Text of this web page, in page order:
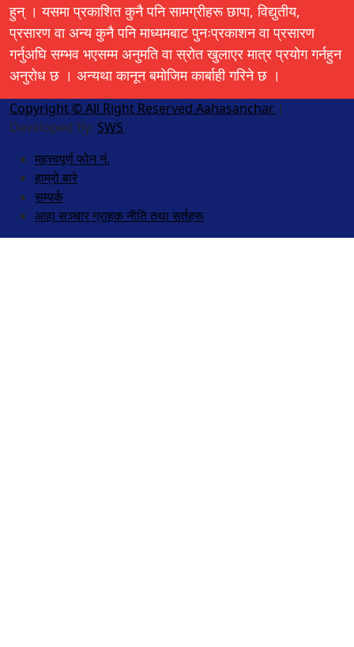
हुन् । यसमा प्रकाशित कुनै पनि सामग्रीहरू छापा, विद्युतीय,
प्रसारण वा अन्य कुनै पनि माध्यमबाट पुनःप्रकाशन वा प्रसारण
गर्नुअघि सम्भव भएसम्म अनुमति वा स्रोत खुलाएर मात्र प्रयोग गर्नहुन
अनुरोध छ । अन्यथा कानून बमोजिम कार्बाही गरिने छ ।
Copyright © All Right Reserved Aahasanchar |
Developed By: SWS.
महत्त्वपूर्ण फोन नं.
हाम्रो बारे
सम्पर्क
आहा सञ्चार ग्राहक नीति तथा सर्तहरू